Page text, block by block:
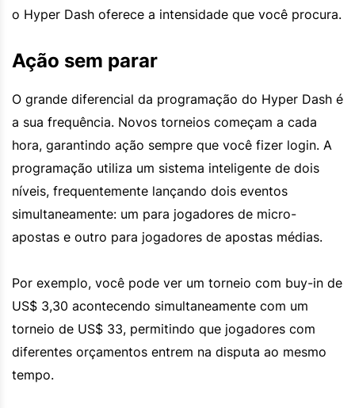
o Hyper Dash oferece a intensidade que você procura.
Ação sem parar
O grande diferencial da programação do Hyper Dash é
a sua frequência. Novos torneios começam a cada
hora, garantindo ação sempre que você fizer login. A
programação utiliza um sistema inteligente de dois
níveis, frequentemente lançando dois eventos
simultaneamente: um para jogadores de micro-
apostas e outro para jogadores de apostas médias.
Por exemplo, você pode ver um torneio com buy-in de
US$ 3,30 acontecendo simultaneamente com um
torneio de US$ 33, permitindo que jogadores com
diferentes orçamentos entrem na disputa ao mesmo
tempo.